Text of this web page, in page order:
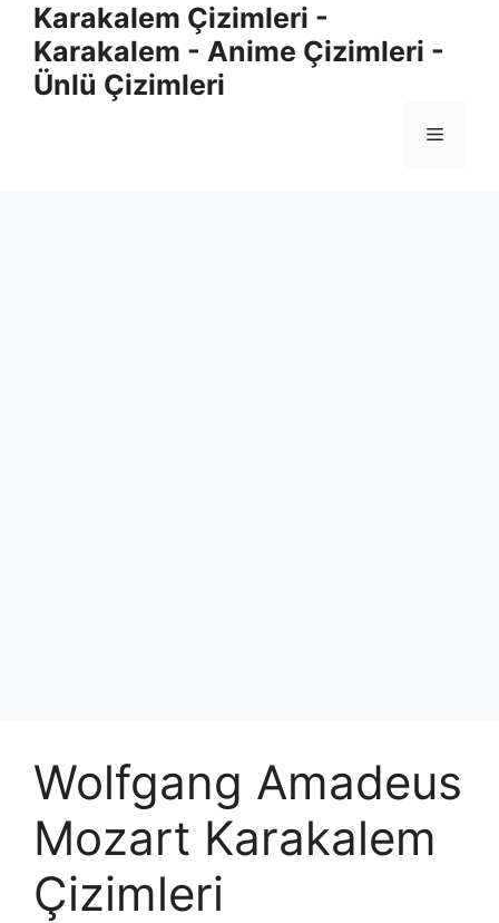
content
Karakalem Çizimleri -
Karakalem - Anime Çizimleri -
Ünlü Çizimleri
Menu
Wolfgang Amadeus
Mozart Karakalem
Çizimleri